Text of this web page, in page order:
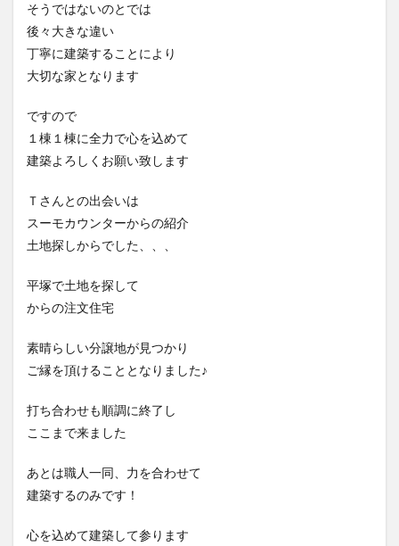
そうではないのとでは
後々大きな違い
丁寧に建築することにより
大切な家となります
ですので
１棟１棟に全力で心を込めて
建築よろしくお願い致します
Ｔさんとの出会いは
スーモカウンターからの紹介
土地探しからでした、、、
平塚で土地を探して
からの注文住宅
素晴らしい分譲地が見つかり
ご縁を頂けることとなりました♪
打ち合わせも順調に終了し
ここまで来ました
あとは職人一同、力を合わせて
建築するのみです！
心を込めて建築して参ります